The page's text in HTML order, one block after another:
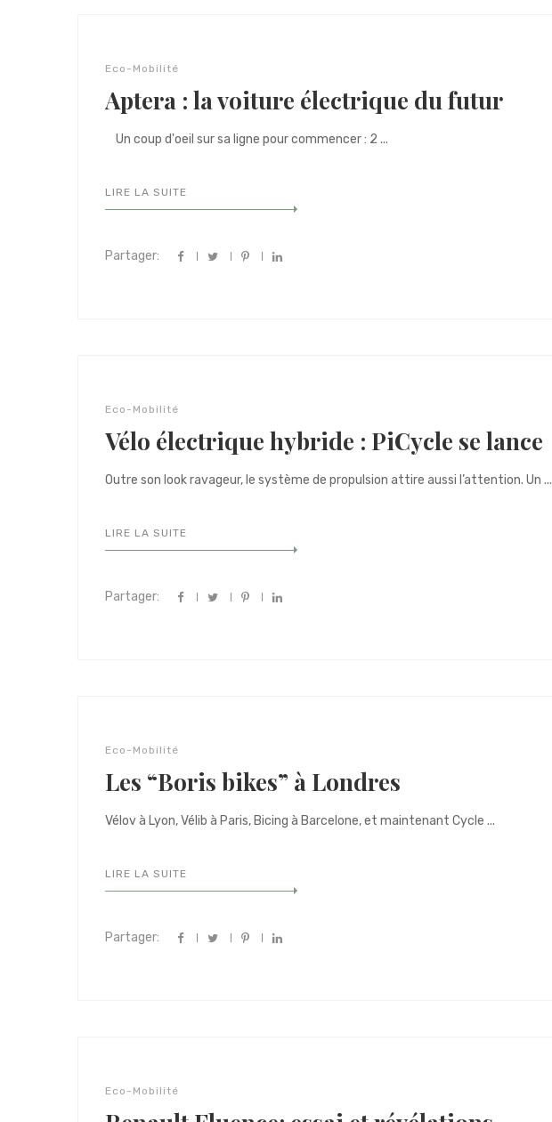
Eco-Mobilité
Aptera : la voiture électrique du futur
Un coup d'oeil sur sa ligne pour commencer : 2 ...
LIRE LA SUITE
Partager:
Eco-Mobilité
Vélo électrique hybride : PiCycle se lance
Outre son look ravageur, le système de propulsion attire aussi l’attention. Un ...
LIRE LA SUITE
Partager:
Eco-Mobilité
Les “Boris bikes” à Londres
Vélov à Lyon, Vélib à Paris, Bicing à Barcelone, et maintenant Cycle ...
LIRE LA SUITE
Partager:
Eco-Mobilité